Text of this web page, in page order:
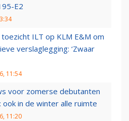
E2
ILT op KLM E&M om
verslaglegging: ‘Zwaar
11:54
voor zomerse debutanten
ook in de winter alle ruimte
11:20